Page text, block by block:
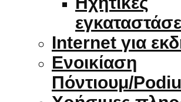
Internet για
Ενοικίαση
Πόντιουμ/